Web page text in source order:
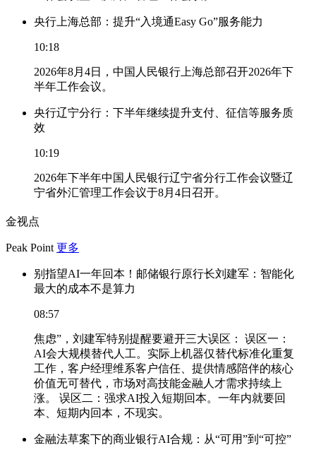
央行上海总部：提升“入境通Easy Go”服务能力
10:18
2026年8月4日，中国人民银行上海总部召开2026年下
半年工作会议。
央行辽宁分行：下半年继续提升支付、征信等服务质
效
10:19
2026年下半年中国人民银行辽宁省分行工作会议暨辽
宁省外汇管理工作会议于8月4日召开。
金视点
Peak Point 更多
别指望AI一年回本！邮储银行原行长刘建军：智能化
最大的成本不是算力
08:57
焦虑”，刘建军特别提醒要避开三大误区： 误区一：
AI会大规模替代人工。实际上机器仅替代标准化重复
工作，客户经理维系客户信任、提供情感陪伴的核心
价值无可替代，市场对高技能金融人才需求持续上
涨。 误区二：强求AI投入短期回本。一年内就要回
本、短期内回本，不现实。
金融法草案下的商业银行AI合规：从“可用”到“可控”